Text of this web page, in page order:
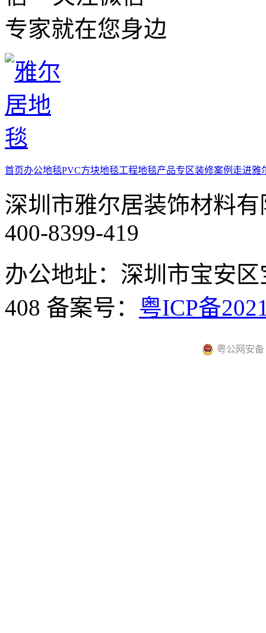
专家就在您身边
首页办公地毯PVC方块地毯工程地毯产品专区装修案例 走进雅
深圳市雅尔居装饰材料有
400-8399-419
办公地址：深圳市宝安
408 备案号： 粤ICP备
粤公网安备